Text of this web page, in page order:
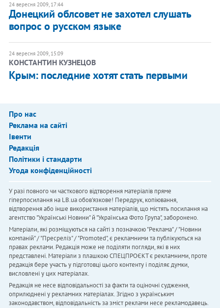
24 вересня 2009, 17:44
Донецкий облсовет не захотел слушать
вопрос о русском языке
24 вересня 2009, 15:09
КОНСТАНТИН КУЗНЕЦОВ
Крым: последние хотят стать первыми
Про нас
Реклама на сайті
Івенти
Редакція
Політики і стандарти
Угода конфіденційності
У разі повного чи часткового відтворення матеріалів пряме
гіперпосилання на LB.ua обов'язкове! Передрук, копіювання,
відтворення або інше використання матеріалів, що містять посилання на
агентство "Українськi Новини" й "Українська Фото Група", заборонено.
Матеріали, які розміщуються на сайті з позначкою "Реклама" / "Новини
компаній" / "Пресреліз" / "Promoted", є рекламними та публікуються на
правах реклами. Редакція може не поділяти погляди, які в них
представлені. Матеріали з плашкою СПЕЦПРОЄКТ є рекламними, проте
редакція бере участь у підготовці цього контенту і поділяє думки,
висловлені у цих матеріалах.
Редакція не несе відповідальності за факти та оціночні судження,
оприлюднені у рекламних матеріалах. Згідно з українським
законодавством, відповідальність за зміст реклами несе рекламодавець.